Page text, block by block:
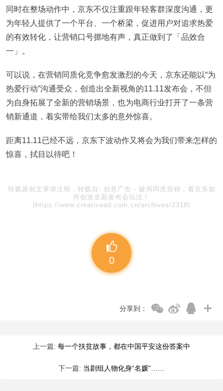
同时在整场动作中，京东不仅注重跟年轻客群深度沟通，更
为年轻人提供了一个平台、一个桥梁，促进用户对追求热爱
的有效转化，让营销口号掷地有声，真正做到了「品效合
一」。
可以说，在营销同质化竞争愈发激烈的今天，京东还能以“为
热爱行动”沟通受众，创造出全新视角的11.11发布会，不但
为自身拓展了全新的营销场景，也为电商行业打开了一条营
销新通道，着实带给我们太多的意外惊喜。
距离11.11已经不远，京东下波动作又将会为我们带来怎样的
惊喜，拭目以待吧！
转载原创文章请注明，转载自: 创意广告 - 破局同质营销，看京东如
何创造全新发布会玩法！
(https://www.creativead.com.cn/archives/2318)
0
分享到：
上一篇: 每一个扶贫故事，都在中国平安这份答案中
下一篇: 当剧组人物化身“名媛”……